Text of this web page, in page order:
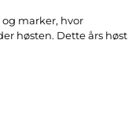
og marker, hvor
høsten. Dette års høst